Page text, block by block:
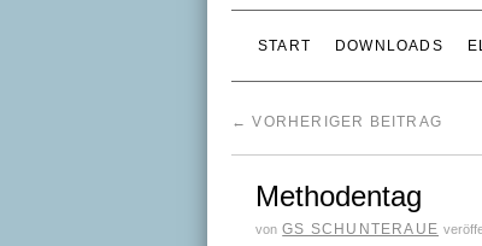
START DOWNLOADS
← VORHERIGER BEITRAG
Methodentag
von GS SCHUNTERAUE